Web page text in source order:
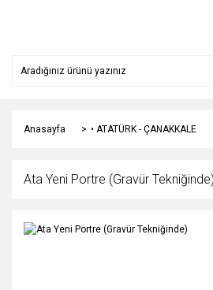
Anasayfa • ATATÜRK - ÇANAKKALE
Ata Yeni Portre (Gravür Tekniğinde)